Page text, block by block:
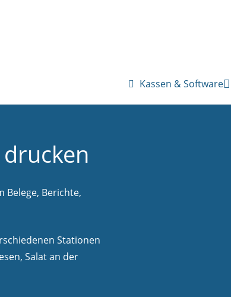
Kassen & Software
Belege, Berichte,
Stationen
Salat an der